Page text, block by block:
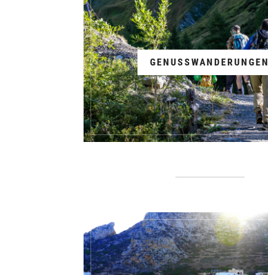
GENUSSWANDERUNGEN